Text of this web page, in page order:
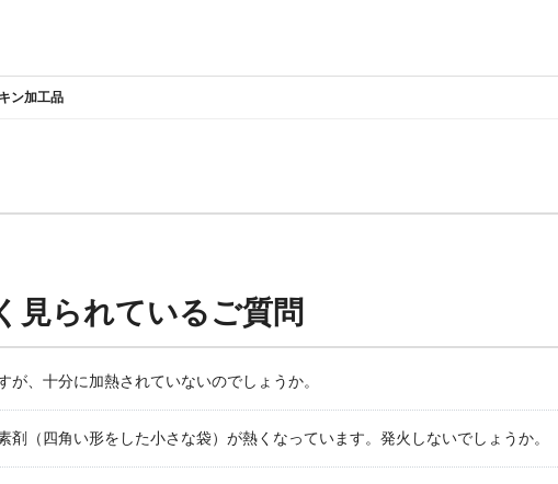
ン加工品
見られているご質問
が、十分に加熱されていないのでしょうか。
剤（四角い形をした小さな袋）が熱くなっています。発火しないでしょうか。